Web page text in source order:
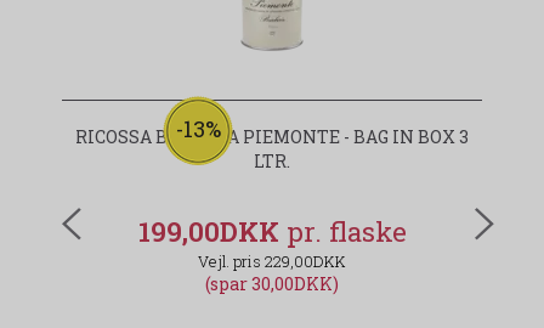
-13%
RICOSSA BARBERA PIEMONTE - BAG IN BOX 3
LTR.
199,00DKK
229,00DKK
(spar 30,00DKK)